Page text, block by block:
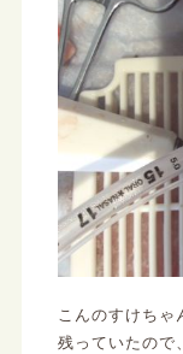
こんのすけち
残っていたので